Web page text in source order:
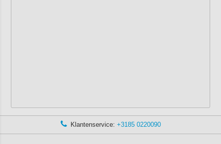
Klantenservice: +3185 0220090